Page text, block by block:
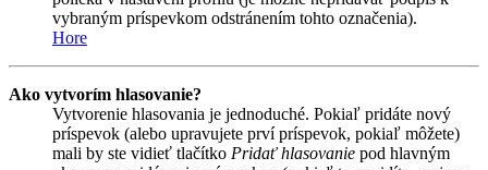
vybraným príspevkom odstránením tohto označenia).
Hore
Ako vytvorím hlasovanie?
Vytvorenie hlasovania je jednoduché. Pokiaľ pridáte nový
príspevok (alebo upravujete prví príspevok, pokiaľ môžete)
mali by ste vidieť tlačítko Pridať hlasovanie pod hlavným